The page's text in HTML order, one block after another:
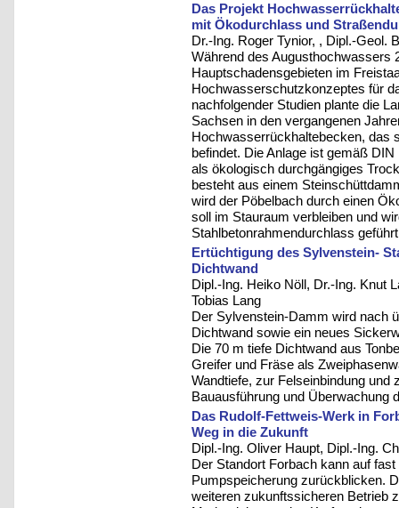
Das Projekt
mit Ökodurchlass und
Dr.-Ing. Roger Tynior, , Dipl.-Geol.
Während des Augusthochwassers
Hauptschadensgebieten im
Hochwasserschutzkonzeptes für
nachfolgender Studien plante die
Sachsen in den vergangenen
Hochwasserrückhaltebecken, das
befindet. Die Anlage ist gemäß
als ökologisch durchgängiges
besteht aus einem
wird der Pöbelbach durch einen
soll im Stauraum verbleiben und
Stahlbetonrahmendurchlass
Ertüchtigung des Sylvenstein-
Dichtwand
Dipl.-Ing. Heiko Nöll, Dr.-Ing. Knut
Tobias Lang
Der Sylvenstein-Damm wird nach
Dichtwand sowie ein neues
Die 70 m tiefe Dichtwand aus
Greifer und Fräse als
Wandtiefe, zur Felseinbindung und
Bauausführung und Überwachung
Das Rudolf-Fettweis-Werk in
Weg in die Zukunft
Dipl.-Ing. Oliver Haupt, Dipl.-Ing.
Der Standort Forbach kann auf
Pumpspeicherung zurückblicken.
weiteren zukunftssicheren Betrieb